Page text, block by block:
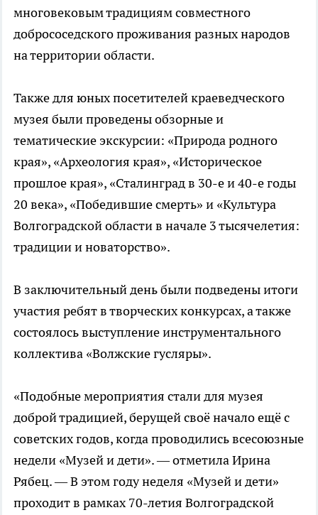
многовековым традициям совместного
добрососедского проживания разных народов
на территории области.
Также для юных посетителей краеведческого
музея были проведены обзорные и
тематические экскурсии: «Природа родного
края», «Археология края», «Историческое
прошлое края», «Сталинград в 30-е и 40-е годы
20 века», «Победившие смерть» и «Культура
Волгоградской области в начале 3 тысячелетия:
традиции и новаторство».
В заключительный день были подведены итоги
участия ребят в творческих конкурсах, а также
состоялось выступление инструментального
коллектива «Волжские гусляры».
«Подобные мероприятия стали для музея
доброй традицией, берущей своё начало ещё с
советских годов, когда проводились всесоюзные
недели «Музей и дети». — отметила Ирина
Рябец. — В этом году неделя «Музей и дети»
проходит в рамках 70-летия Волгоградской